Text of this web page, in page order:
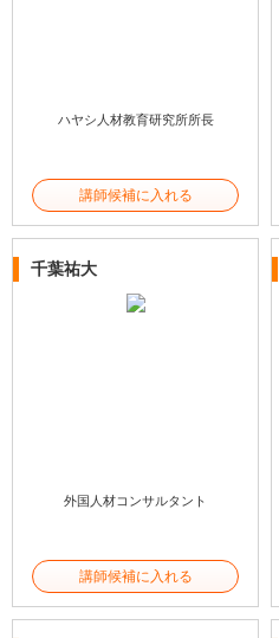
ハヤシ人材教育研究所所長
講師候補に入れる
千葉祐大
外国人材コンサルタント
講師候補に入れる